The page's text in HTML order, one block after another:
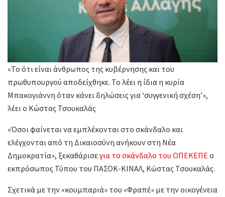
«Το ότι είναι άνθρωπος της κυβέρνησης και του
πρωθυπουργού αποδείχθηκε. Το λέει η ίδια η κυρία
Μπακογιάννη όταν κάνει δηλώσεις για ‘συγγενική σχέση’»,
λέει ο Κώστας Τσουκαλάς
«Όσοι φαίνεται να εμπλέκονται στο σκάνδαλο και
ελέγχονται από τη Δικαιοσύνη ανήκουν στη Νέα
Δημοκρατία», ξεκαθάρισεγια το σκάνδαλο του ΟΠΕΚΕΠΕ ο
εκπρόσωπος Τύπου του ΠΑΣΟΚ-ΚΙΝΑΛ, Κώστας Τσουκαλάς.
Σχετικά με την «κουμπαριά» του «Φραπέ» με την οικογένεια